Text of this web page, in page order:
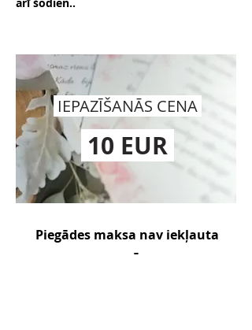
IEPAZĪŠANĀS CENA
10 EUR
Piegādes maksa nav iekļauta
cenā.